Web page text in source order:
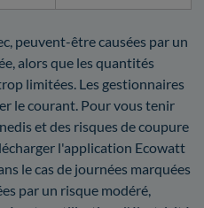
peuvent-être causées par un
alors que les quantités
limitées. Les gestionnaires
le courant. Pour vous tenir
et des risques de coupure
l'application Ecowatt
le cas de journées marquées
par un risque modéré,